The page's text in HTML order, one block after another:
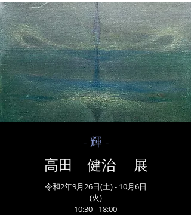
- 輝 -
高田 健治 展
令和2年9月26日(土) - 10月6日
(火)
​10:30 - 18:00